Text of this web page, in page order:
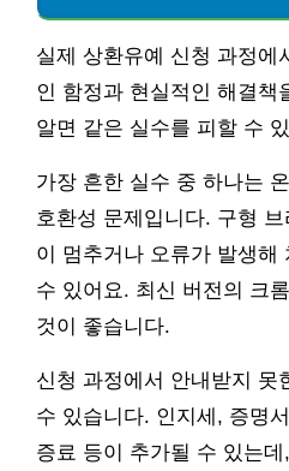
실제 상환유예 신청 과정에
인 함정과 현실적인 해결책
알면 같은 실수를 피할 수
가장 흔한 실수 중 하나는
호환성 문제입니다. 구형
이 멈추거나 오류가 발생해
수 있어요. 최신 버전의 크
것이 좋습니다.
신청 과정에서 안내받지 못
수 있습니다. 인지세, 증명
증료 등이 추가될 수 있는